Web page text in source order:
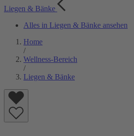
Liegen & Bänke
Alles in Liegen & Bänke ansehen
Home
/
Wellness-Bereich
/
Liegen & Bänke